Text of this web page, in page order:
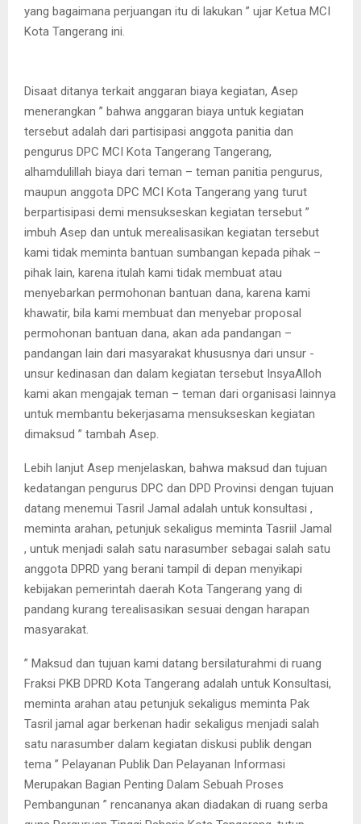
yang bagaimana perjuangan itu di lakukan ” ujar Ketua MCI
Kota Tangerang ini.
Disaat ditanya terkait anggaran biaya kegiatan, Asep
menerangkan ” bahwa anggaran biaya untuk kegiatan
tersebut adalah dari partisipasi anggota panitia dan
pengurus DPC MCI Kota Tangerang Tangerang,
alhamdulillah biaya dari teman – teman panitia pengurus,
maupun anggota DPC MCI Kota Tangerang yang turut
berpartisipasi demi mensukseskan kegiatan tersebut ”
imbuh Asep dan untuk merealisasikan kegiatan tersebut
kami tidak meminta bantuan sumbangan kepada pihak –
pihak lain, karena itulah kami tidak membuat atau
menyebarkan permohonan bantuan dana, karena kami
khawatir, bila kami membuat dan menyebar proposal
permohonan bantuan dana, akan ada pandangan –
pandangan lain dari masyarakat khususnya dari unsur -
unsur kedinasan dan dalam kegiatan tersebut InsyaAlloh
kami akan mengajak teman – teman dari organisasi lainnya
untuk membantu bekerjasama mensukseskan kegiatan
dimaksud ” tambah Asep.
Lebih lanjut Asep menjelaskan, bahwa maksud dan tujuan
kedatangan pengurus DPC dan DPD Provinsi dengan tujuan
datang menemui Tasril Jamal adalah untuk konsultasi ,
meminta arahan, petunjuk sekaligus meminta Tasriil Jamal
, untuk menjadi salah satu narasumber sebagai salah satu
anggota DPRD yang berani tampil di depan menyikapi
kebijakan pemerintah daerah Kota Tangerang yang di
pandang kurang terealisasikan sesuai dengan harapan
masyarakat.
” Maksud dan tujuan kami datang bersilaturahmi di ruang
Fraksi PKB DPRD Kota Tangerang adalah untuk Konsultasi,
meminta arahan atau petunjuk sekaligus meminta Pak
Tasril jamal agar berkenan hadir sekaligus menjadi salah
satu narasumber dalam kegiatan diskusi publik dengan
tema ” Pelayanan Publik Dan Pelayanan Informasi
Merupakan Bagian Penting Dalam Sebuah Proses
Pembangunan ” rencananya akan diadakan di ruang serba